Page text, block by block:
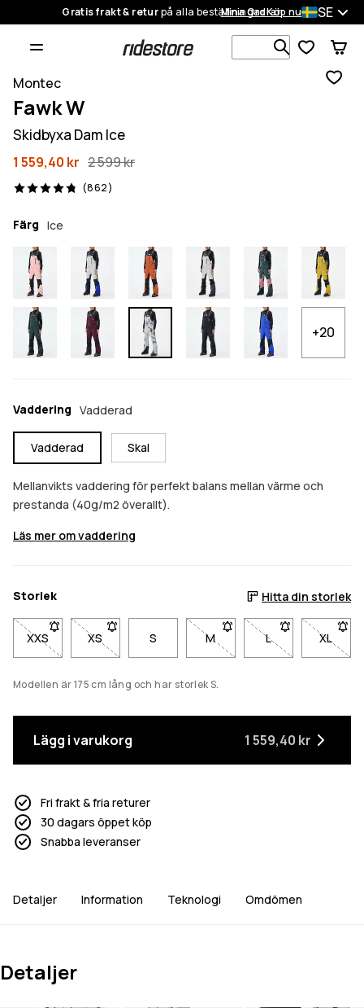
Gratis frakt & returpå alla beställningarKöp nu
Mina Ordrar SE
Sök bland
Montec
Fawk W
Skidbyxa Dam Ice
1 559,40 kr 2 599 kr
(862)
862 recensioner, 4.8/5
Färg Ice
+20
Vaddering Vadderad
Vadderad Skal
Mellanvikts vaddering för perfekt balans mellan värme och
prestanda (40g/m2 överallt).
Läs mer om vaddering
Storlek Hitta din storlek
XXS- Storlek XXS är inte tillgänglig. Klicka för att bli meddelad
XS- Storlek XS är inte tillgänglig. Klicka för att bli
S M- Storlek M är inte
L- Storlek L är inte
XL
-
Modellen är 175 cm lång och har storlek S.
Lägg i varukorg 1 559,40 kr
Fri frakt & fria returer
30 dagars öppet köp
Snabba leveranser
Detaljer Information Teknologi Omdömen
Detaljer